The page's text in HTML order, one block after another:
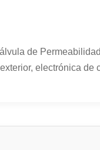
de
electrónica de